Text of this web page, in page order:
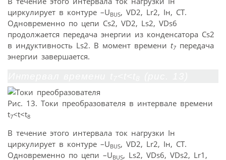
циркулирует в контуре –UBUS, VD2, Lr2, Iн, CT.
Одновременно по цепи Cs2, VD2, Ls2, VDs6
продолжается передача энергии из конденсатора Cs2
в индуктивность Ls2. В момент времени t7 передача
энергии завершается.
Рис. 13. Токи преобразователя в интервале времени
t7<t<t8
В течение этого интервала ток нагрузки Iн
циркулирует в контуре –UBUS, VD2, Lr2, Iн, CT.
Одновременно по цепи –UBUS, Ls2, VDs6, VDs2, Lr1,